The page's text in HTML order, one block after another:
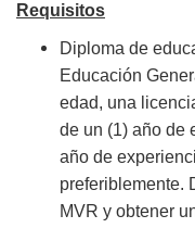
Requisitos
Diploma de
Educación
edad, una
de un (1) año de
año de
preferiblemente.
MVR y obtener